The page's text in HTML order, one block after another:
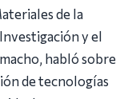
de la
y el
habló sobre
de tecnologías